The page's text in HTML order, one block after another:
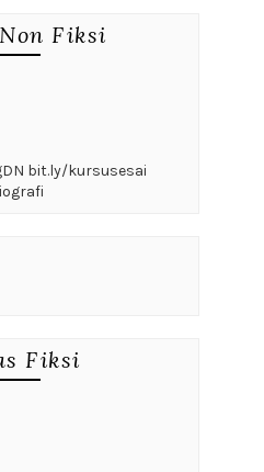
Fiksi
bit.ly/kursusesai
Fiksi